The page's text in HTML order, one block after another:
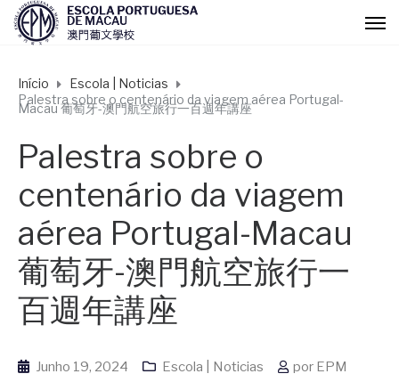
Início
Escola | Noticias
Palestra sobre o centenário da viagem aérea Portugal-
Macau 葡萄牙-澳門航空旅行一百週年講座
Palestra sobre o
centenário da viagem
aérea Portugal-Macau
葡萄牙-澳門航空旅行一
百週年講座
Junho 19, 2024 Escola | Noticias por EPM